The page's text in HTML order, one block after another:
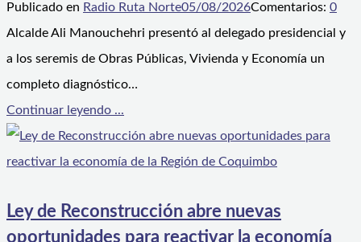
Publicado en Radio Ruta Norte05/08/2026Comentarios: 0
Alcalde Ali Manouchehri presentó al delegado presidencial y
a los seremis de Obras Públicas, Vivienda y Economía un
completo diagnóstico…
Continuar leyendo ...
Ley de Reconstrucción abre nuevas
oportunidades para reactivar la economía